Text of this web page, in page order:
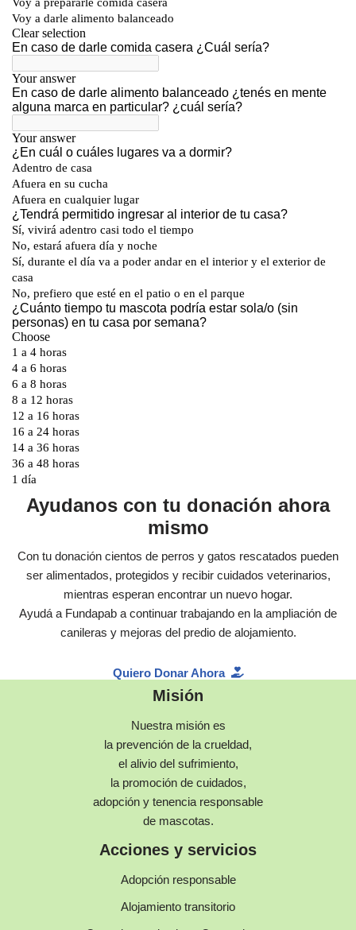
Ayudanos con tu donación ahora
mismo
Con tu donación cientos de perros y gatos rescatados pueden
ser alimentados, protegidos y recibir cuidados veterinarios,
mientras esperan encontrar un nuevo hogar.
Ayudá a Fundapab a continuar trabajando en la ampliación de
canileras y mejoras del predio de alojamiento.
Quiero Donar Ahora
Misión
Nuestra misión es
la prevención de la crueldad,
el alivio del sufrimiento,
la promoción de cuidados,
adopción y tenencia responsable
de mascotas.
Acciones y servicios
Adopción responsable
Alojamiento transitorio